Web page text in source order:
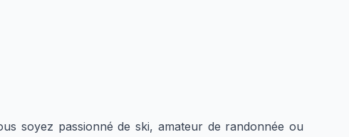
soyez passionné de ski, amateur de randonnée ou